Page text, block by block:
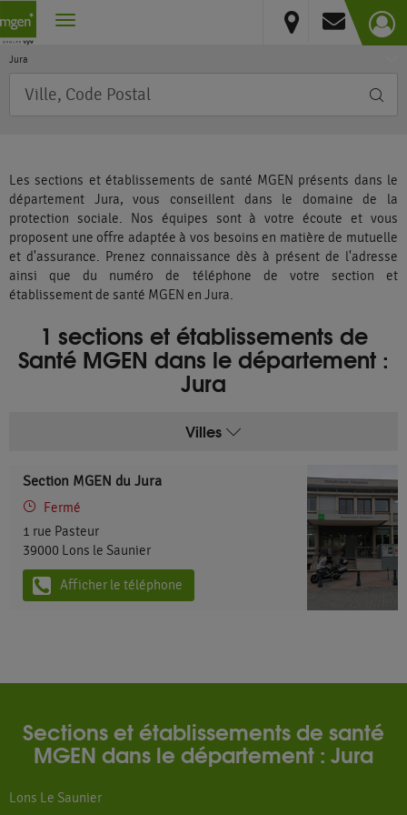
Bourgogne-Franche-Comté
Jura
Vous résidez hors France métropolitaine et DOM
Les sections et établissements de santé MGEN présents dans le
département Jura, vous conseillent dans le domaine de la
protection sociale. Nos équipes sont à votre écoute et vous
proposent une offre adaptée à vos besoins en matière de mutuelle
et d'assurance. Prenez connaissance dès à présent de l'adresse
ainsi que du numéro de téléphone de votre section et
établissement de santé MGEN en Jura.
1 sections et établissements de
Santé MGEN dans le département :
Jura
Villes
Section MGEN du Jura
Fermé
1 rue Pasteur
39000 Lons le Saunier
Afficher le téléphone
Sections et établissements de santé
MGEN dans le département : Jura
Lons Le Saunier